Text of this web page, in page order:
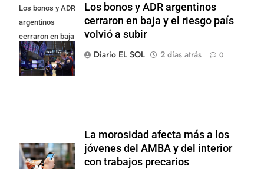
Los bonos y ADR
argentinos
cerraron en baja
y el riesgo país
volvió a subir
Los bonos y ADR argentinos
cerraron en baja y el riesgo país
volvió a subir
Diario EL SOL
2 días atrás 0
La morosidad afecta más a los
jóvenes del AMBA y del interior
con trabajos precarios